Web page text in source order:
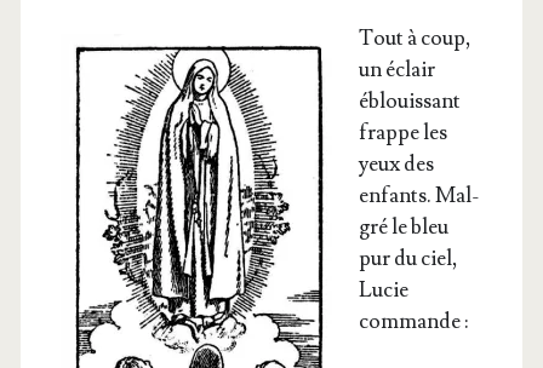
Tout à coup,
un éclair
éblouis­sant
frappe les
yeux des
enfants. Mal­
gré le bleu
pur du ciel,
Lucie
commande :